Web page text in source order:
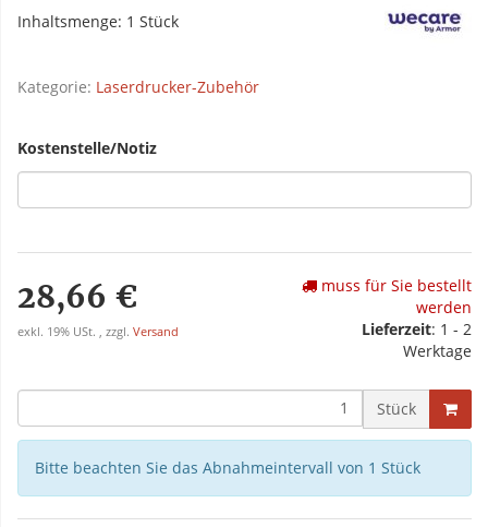
Inhaltsmenge: 1 Stück
Kategorie: Laserdrucker-Zubehör
Kostenstelle/Notiz
28,66 €
exkl. 19% USt. , zzgl. Versand
muss für Sie bestellt
werden
Lieferzeit: 1 - 2
Werktage
Stück
Bitte beachten Sie das Abnahmeintervall von 1 Stück